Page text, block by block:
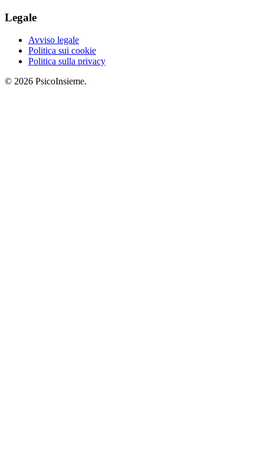
Legale
Avviso legale
Politica sui cookie
Politica sulla privacy
© 2026 PsicoInsieme.